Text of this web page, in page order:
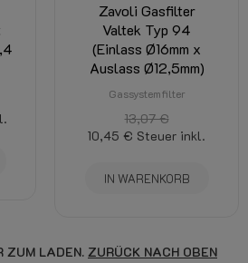
Zavoli Gasfilter
Valtek Typ 94
(Einlass Ø16mm x
Auslass Ø12,5mm)
Gassystemfilter
13,07 €
10,45 € Steuer inkl.
IN WARENKORB
ZUM LADEN. ZURÜCK NACH OBEN